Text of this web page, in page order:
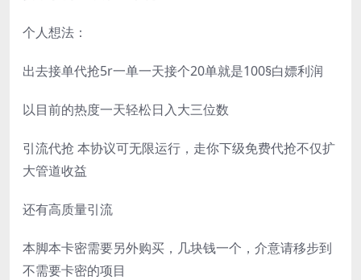
个人想法：
出去接单代抢5r一单一天接个20单就是100§白嫖利润
以目前的热度一天轻松日入大三位数
引流代抢 本协议可无限运行，走你下级免费代抢不仅扩
大管道收益
还有高质量引流
本脚本卡密需要另外购买，几块钱一个，介意请移步到
不需要卡密的项目